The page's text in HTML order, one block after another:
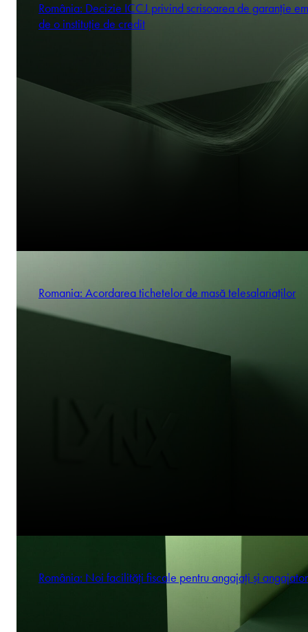
România: Decizie ICCJ privind scrisoarea de garanție
de o instituție de credit
Romania: Acordarea tichetelor de masă telesalariaților
România: Noi facilități fiscale pentru angajați și